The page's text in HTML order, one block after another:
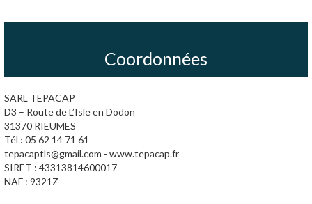
Coordonnées
SARL TEPACAP
D3 – Route de L’Isle en Dodon
31370 RIEUMES
Tél : 05 62 14 71 61
tepacaptls@gmail.com - www.tepacap.fr
SIRET : 43313814600017
NAF : 9321Z